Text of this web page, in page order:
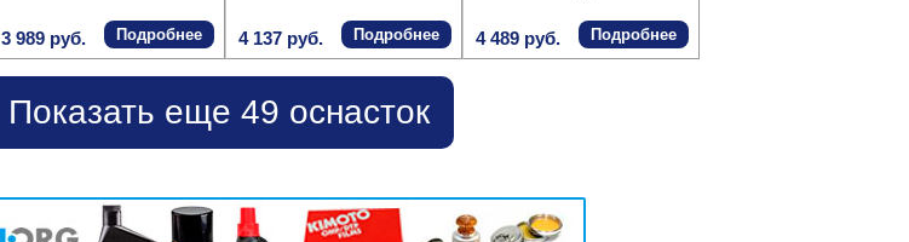
3 989 руб. Подробнее 4 137 руб. Подробнее 4 489 руб. Подробнее
Показать еще 49 оснасток